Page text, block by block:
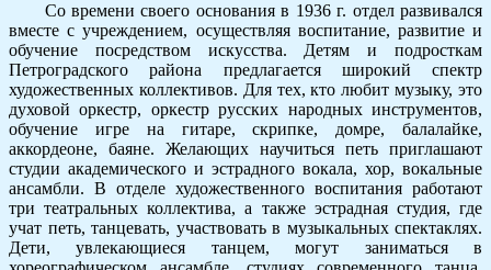
Со времени своего основания в 1936 г. отдел развивался
вместе с учреждением, осуществляя воспитание, развитие и
обучение посредством искусства. Детям и подросткам
Петроградского района предлагается широкий спектр
художественных коллективов. Для тех, кто любит музыку, это
духовой оркестр, оркестр русских народных инструментов,
обучение игре на гитаре, скрипке, домре, балалайке,
аккордеоне, баяне. Желающих научиться петь приглашают
студии академического и эстрадного вокала, хор, вокальные
ансамбли. В отделе художественного воспитания работают
три театральных коллектива, а также эстрадная студия, где
учат петь, танцевать, участвовать в музыкальных спектаклях.
Дети, увлекающиеся танцем, могут заниматься в